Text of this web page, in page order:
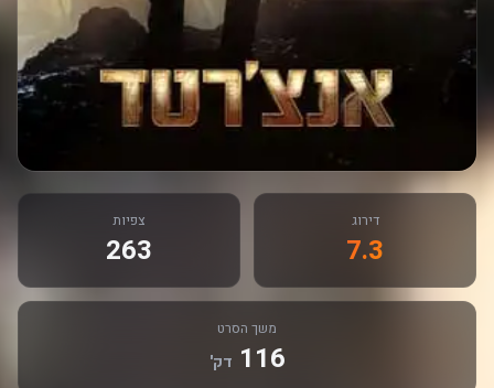
דירוג
7.3
צפיות
263
משך הסרט
116 דק'